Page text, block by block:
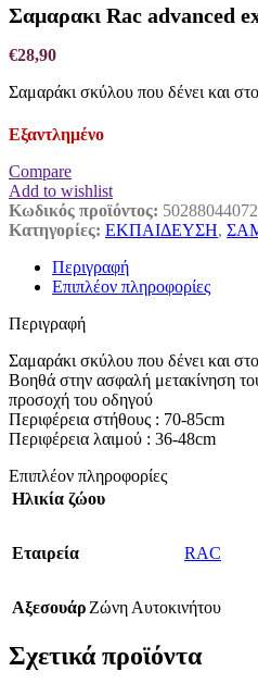
Σαμαρακι Rac advanced
€28,90
Σαμαράκι σκύλου που δένει και
Εξαντλημένο
Compare
Add to wishlist
Κωδικός προϊόντος:
Κατηγορίες: ΕΚΠΑΙΔΕΥΣΗ,
Περιγραφή
Επιπλέον πληροφορίες
Περιγραφή
Σαμαράκι σκύλου που δένει και
Βοηθά στην ασφαλή μετακίνηση
προσοχή του οδηγού
Περιφέρεια στήθους : 70-85cm
Περιφέρεια λαιμού : 36-48cm
Επιπλέον πληροφορίες
Ηλικία ζώου
Εταιρεία RAC
Αξεσουάρ Ζώνη Αυτοκινήτου
Σχετικά προϊόντα